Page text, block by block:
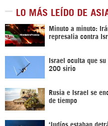
LO MÁS LEÍDO DE
Minuto a minuto:
represalia contra
Israel oculta que
200 sirio
Rusia e Israel se
de tiempo
‘Judíos estaban